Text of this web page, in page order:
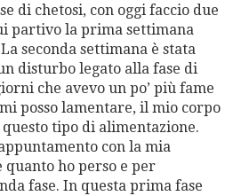
di chetosi, con oggi faccio due
partivo la prima settimana
seconda settimana è stata
disturbo legato alla fase di
che avevo un po’ più fame
posso lamentare, il mio corpo
tipo di alimentazione.
con la mia
ho perso e per
fase. In questa prima fase